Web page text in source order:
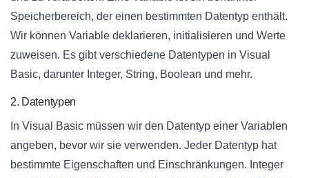
Speicherbereich, der einen bestimmten Datentyp enthält.
Wir können Variable deklarieren, initialisieren und Werte
zuweisen. Es gibt verschiedene Datentypen in Visual
Basic, darunter Integer, String, Boolean und mehr.
2. Datentypen
In Visual Basic müssen wir den Datentyp einer Variablen
angeben, bevor wir sie verwenden. Jeder Datentyp hat
bestimmte Eigenschaften und Einschränkungen. Integer